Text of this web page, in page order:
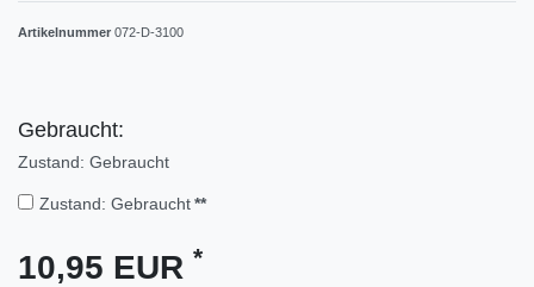
Artikelnummer 072-D-3100
Gebraucht:
Zustand: Gebraucht
Zustand: Gebraucht **
10,95 EUR *